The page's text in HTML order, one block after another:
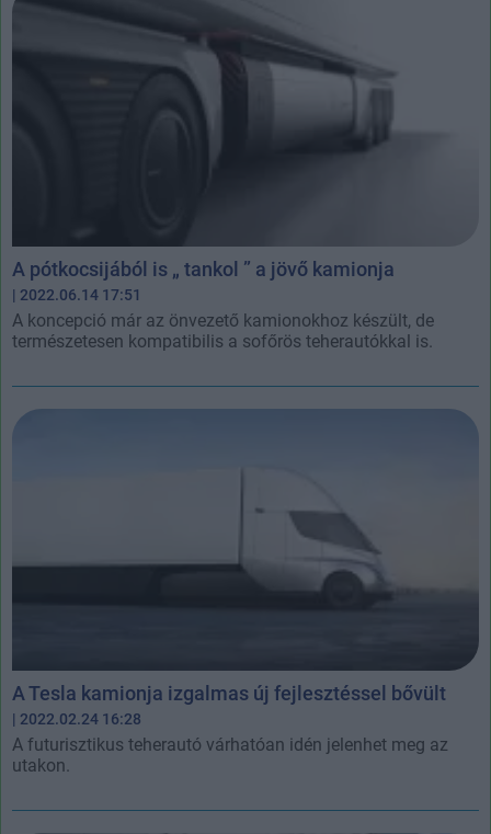
A pótkocsijából is „ tankol ” a jövő kamionja
| 2022.06.14 17:51
A koncepció már az önvezető kamionokhoz készült, de
természetesen kompatibilis a sofőrös teherautókkal is.
A Tesla kamionja izgalmas új fejlesztéssel bővült
| 2022.02.24 16:28
A futurisztikus teherautó várhatóan idén jelenhet meg az
utakon.